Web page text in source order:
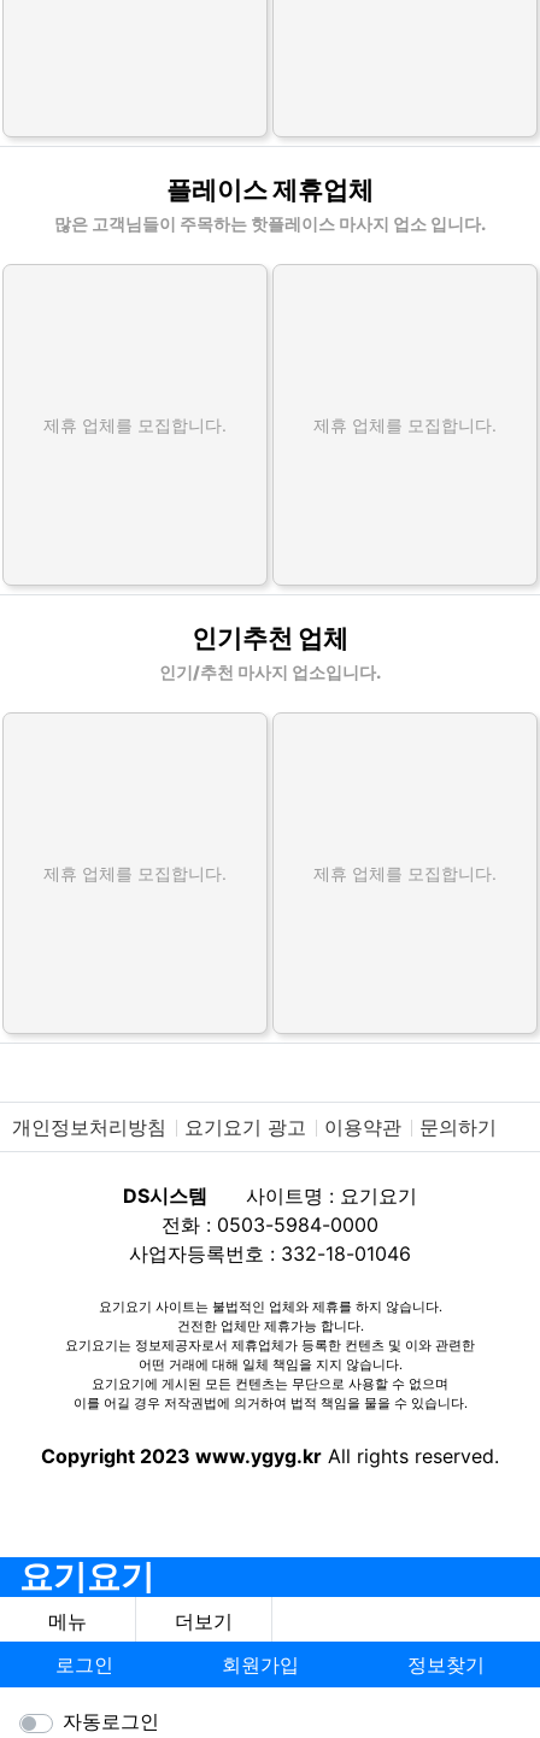
플레이스 제휴업체
많은 고객님들이 주목하는 핫플레이스 마사지 업소 입니다.
제휴 업체를 모집합니다. 제휴 업체를 모집합니다.
인기추천 업체
인기/추천 마사지 업소입니다.
제휴 업체를 모집합니다. 제휴 업체를 모집합니다.
개인정보처리방침 요기요기 광고 이용약관 문의하기
DS시스템
사이트명 : 요기요기
전화 : 0503-5984-0000
사업자등록번호 : 332-18-01046
요기요기 사이트는 불법적인 업체와 제휴를 하지 않습니다.
건전한 업체만 제휴가능 합니다.
요기요기는 정보제공자로서 제휴업체가 등록한 컨텐츠 및 이와 관련한
어떤 거래에 대해 일체 책임을 지지 않습니다.
요기요기에 게시된 모든 컨텐츠는 무단으로 사용할 수 없으며
이를 어길 경우 저작권법에 의거하여 법적 책임을 물을 수 있습니다.
Copyright 2023 www.ygyg.kr All rights reserved.
요기요기
메뉴
더보기
로그인
회원가입 정보찾기
자동로그인